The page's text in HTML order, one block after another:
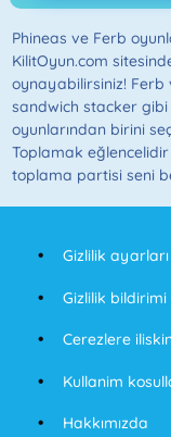
Phineas ve Ferb
KilitOyun.com
oynayabilirsiniz! Ferb
sandwich stacker
oyunlarından birini
Toplamak
toplama partisi seni
Gizlilik ayarları
Gizlilik bildirimi
Cerezlere
Kullanim
Hakkımızda